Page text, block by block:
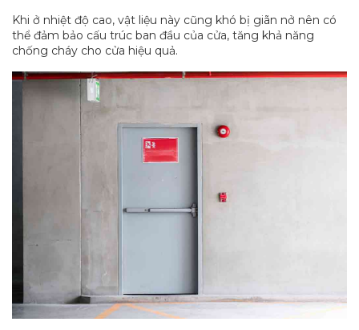
Khi ở nhiệt độ cao, vật liệu này cũng khó bị giãn nở nên có
thể đảm bảo cấu trúc ban đầu của cửa, tăng khả năng
chống cháy cho cửa hiệu quả.